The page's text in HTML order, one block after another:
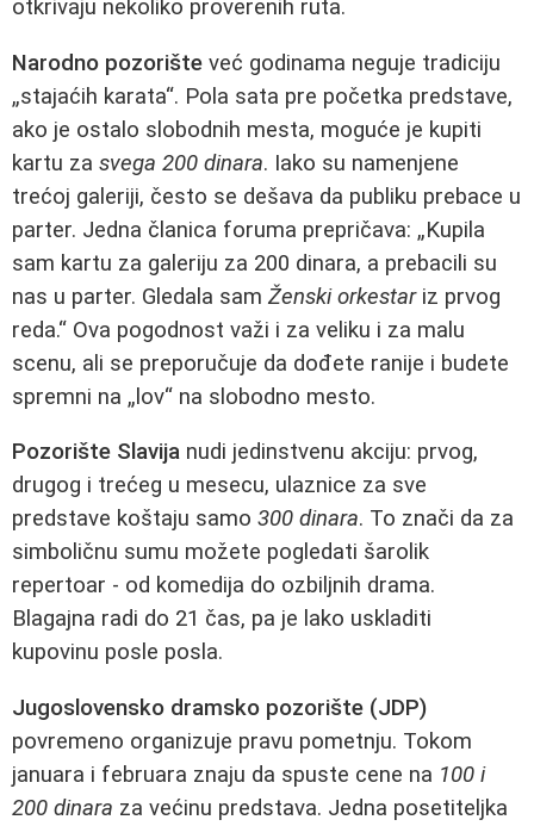
otkrivaju nekoliko proverenih ruta.
Narodno pozorište već godinama neguje tradiciju
„stajaćih karata“. Pola sata pre početka predstave,
ako je ostalo slobodnih mesta, moguće je kupiti
kartu za svega 200 dinara. Iako su namenjene
trećoj galeriji, često se dešava da publiku prebace u
parter. Jedna članica foruma prepričava: „Kupila
sam kartu za galeriju za 200 dinara, a prebacili su
nas u parter. Gledala sam Ženski orkestariz prvog
reda.“ Ova pogodnost važi i za veliku i za malu
scenu, ali se preporučuje da dođete ranije i budete
spremni na „lov“ na slobodno mesto.
Pozorište Slavija nudi jedinstvenu akciju: prvog,
drugog i trećeg u mesecu, ulaznice za sve
predstave koštaju samo 300 dinara. To znači da za
simboličnu sumu možete pogledati šarolik
repertoar - od komedija do ozbiljnih drama.
Blagajna radi do 21 čas, pa je lako uskladiti
kupovinu posle posla.
Jugoslovensko dramsko pozorište (JDP)
povremeno organizuje pravu pometnju. Tokom
januara i februara znaju da spuste cene na 100 i
200 dinara za većinu predstava. Jedna posetiteljka